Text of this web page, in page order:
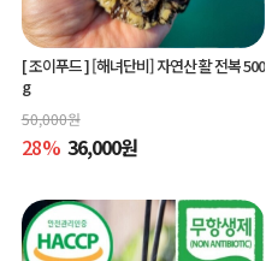
[ 조이푸드 ][해녀단비] 자연산 활 전복 500
g
50,000원
28% 36,000원